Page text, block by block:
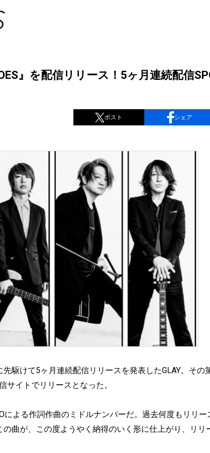
』を配信リリース！5ヶ月連続配信
ポスト シェア
駆けて5ヶ月連続配信リリースを発表したGLAY。その
サイトでリリースとなった。
による作詞作曲のミドルナンバーだ。過去何度もリリ
曲が、この度ようやく納得のいく形に仕上がり、リリ